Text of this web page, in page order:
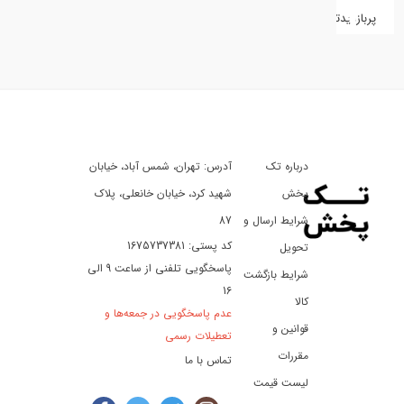
کفش
سفر
تفریح
پربازدیدترین
درباره تک
پخش
شرایط ارسال و
تحویل
شرایط بازگشت
کالا
قوانین و
مقررات
لیست قیمت
آدرس: تهران، شمس آباد، خیابان
شهید کرد، خیابان خانعلی، پلاک
87
کد پستی: 1675737381
پاسخگویی تلفنی از ساعت 9 الی
16
عدم پاسخگویی در جمعه‌ها و
تعطیلات رسمی
تماس با ما